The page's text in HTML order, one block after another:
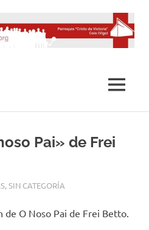
MENÚ
Pai» de Frei
,SIN CATEGORÍA
O Noso Pai de Frei Betto.